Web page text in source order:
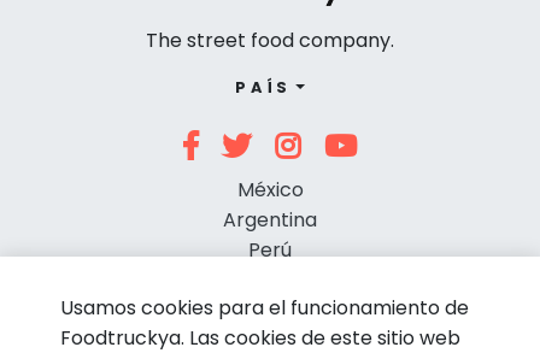
The street food company.
PAÍS
México
Argentina
Perú
Usamos cookies para el funcionamiento de
Foodtruckya. Las cookies de este sitio web